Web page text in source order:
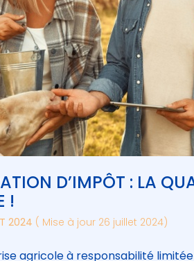
D’IMPÔT : LA
!
2024 ( Mise à jour 26 juillet 2024)
agricole à responsabilité